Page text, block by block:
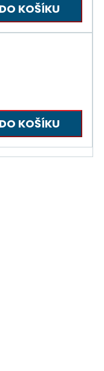
KOŠÍKU
KOŠÍKU